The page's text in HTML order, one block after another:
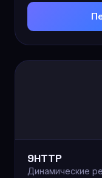
9HTTP
Динамические